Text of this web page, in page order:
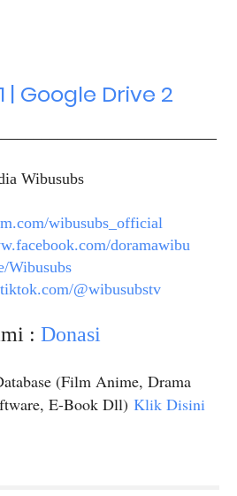
| Google Drive 2
Wibusubs
wibusubs_official
doramawibu
Wibusubs
@wibusubstv
: Donasi
(Film Anime, Drama
E-Book Dll) Klik Disini